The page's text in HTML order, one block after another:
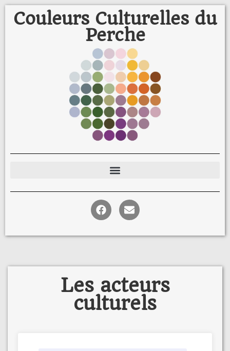
Couleurs Culturelles du
Perche
Les acteurs
culturels